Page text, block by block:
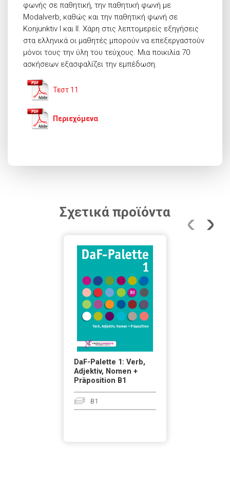
φωνής σε παθητική, την παθητική φωνή με
Modalverb, καθώς και την παθητική φωνή σε
Konjunktiv I και II. Χάρη στις λεπτομερείς εξηγήσεις
στα ελληνικά οι μαθητές μπορούν να επεξεργαστούν
μόνοι τους την ύλη του τεύχους. Μια ποικιλία 70
ασκήσεων εξασφαλίζει την εμπέδωση.
Τεστ 11
Περιεχόμενα
Σχετικά προϊόντα
DaF-Palette 1: Verb,
Adjektiv, Nomen +
Präposition B1
B1